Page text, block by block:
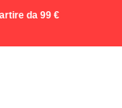
da 99 €